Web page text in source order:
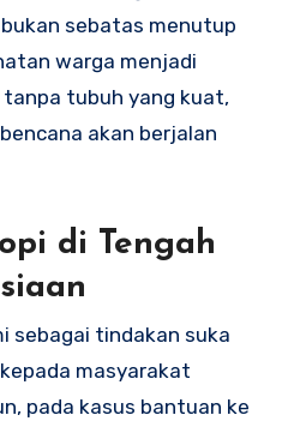
sebatas menutup
warga menjadi
tubuh yang kuat,
akan berjalan
di Tengah
sebagai tindakan suka
masyarakat
pada kasus bantuan ke